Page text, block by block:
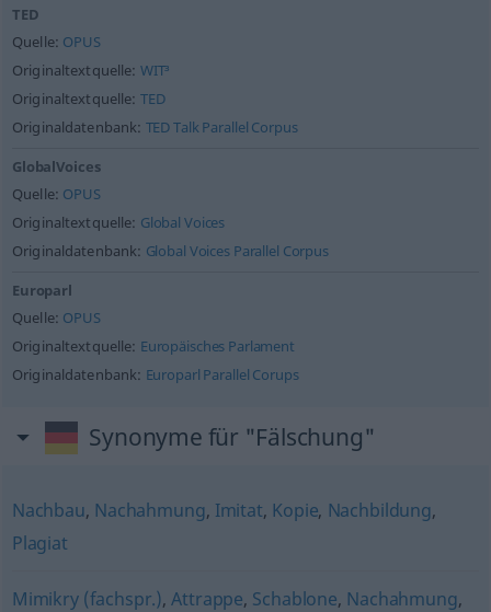
TED
Quelle: OPUS
Originaltextquelle: WIT³
Originaltextquelle: TED
Originaldatenbank: TED Talk Parallel Corpus
GlobalVoices
Quelle: OPUS
Originaltextquelle: Global Voices
Originaldatenbank: Global Voices Parallel Corpus
Europarl
Quelle: OPUS
Originaltextquelle: Europäisches Parlament
Originaldatenbank: Europarl Parallel Corups
Synonyme für "Fälschung"
Nachbau, Nachahmung, Imitat, Kopie, Nachbildung,
Plagiat
Mimikry (fachspr.),Attrappe, Schablone, Nachahmung,